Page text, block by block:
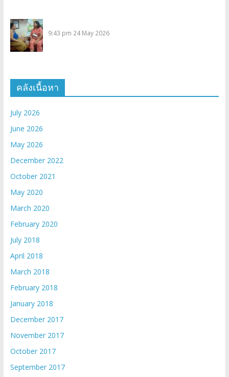
9:43 pm 24 May 2026
คลังเนื้อหา
July 2026
June 2026
May 2026
December 2022
October 2021
May 2020
March 2020
February 2020
July 2018
April 2018
March 2018
February 2018
January 2018
December 2017
November 2017
October 2017
September 2017